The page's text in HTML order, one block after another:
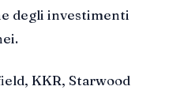
degli investimenti
KKR, Starwood